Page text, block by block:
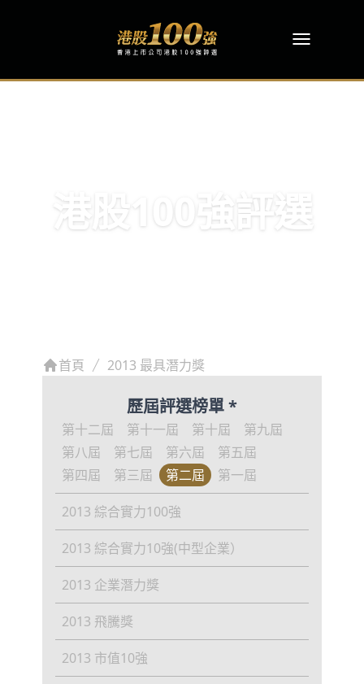
港股100強評選
首頁 2013 最具潛力獎
歷屆評選榜單 *
第十二屆 第十一屆 第十屆
第九屆
第八屆
第七屆 第六屆
第五屆
第四屆
第三屆 第二屆 第一屆
2013 綜合實力100強
2013 綜合實力10強(中型企業）
2013 企業潛力獎
2013 飛騰獎
2013 市值10強